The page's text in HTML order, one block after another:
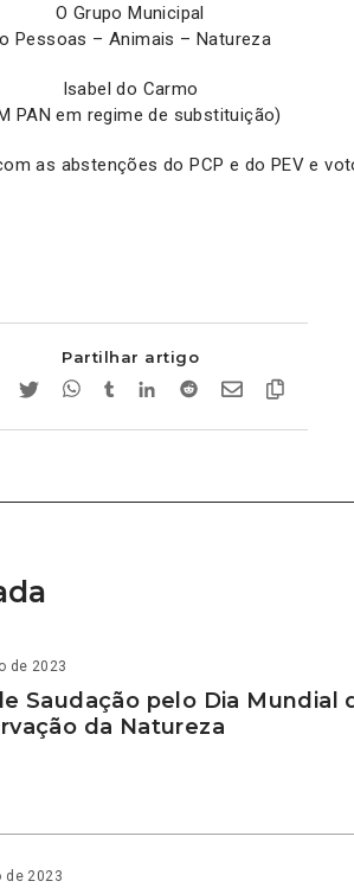
O Grupo Municipal
Pessoas – Animais – Natureza
Isabel do Carmo
PAN em regime de substituição)
as abstenções do PCP e do PEV e
Partilhar artigo
de 2023
Saudação pelo Dia Mundial
da Natureza
de 2023